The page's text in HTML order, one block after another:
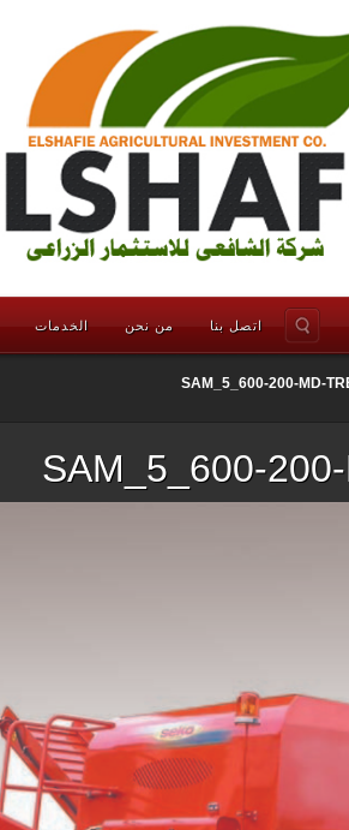
الخدمات من نحن اتصل بنا
SAM_5_600-200-MD-
SAM_5_600-